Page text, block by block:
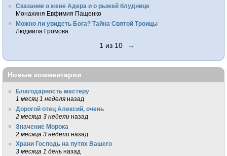
Сказание о жене Адера и о рыжей блуднице
Монахиня Евфимия Пащенко
Можно ли увидеть Бога? Тайна Святой Троицы
Людмила Громова
1 из 10 →
Новые комментарии
Благодарность мастеру
1 месяц 1 неделя назад
Дорогой отец Алексий, очень
2 месяца 3 недели назад
Значение Морока
2 месяца 3 недели назад
Храни Господь на путях Вашего
3 месяца 1 день назад